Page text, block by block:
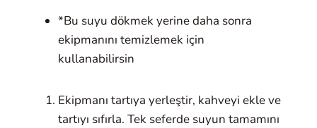
*Bu suyu dökmek yerine daha sonra
ekipmanını temizlemek için
kullanabilirsin
Ekipmanı tartıya yerleştir, kahveyi ekle ve
tartıyı sıfırla. Tek seferde suyun tamamını